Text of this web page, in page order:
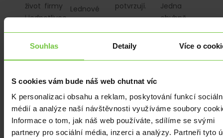
Souhlas Detaily Více o
S cookies vám bude náš web chutnat víc
K personalizaci obsahu a reklam, poskytování funkcí
médií a analýze naší návštěvnosti využíváme soubory
Informace o tom, jak náš web používáte, sdílíme se svými
partnery pro sociální média, inzerci a analýzy. Partneři tyto
život firmy
i jednotlivce.
Když se
později
Lednové
naznačily
začátku
letošního
roku. Nové
objednávky
vzrostly
potvrzují.
Jedna
chybně
uvedená
částka nebo…